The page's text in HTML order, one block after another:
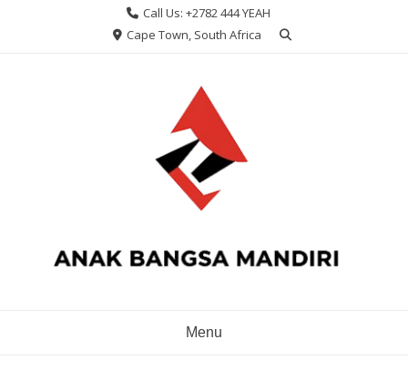
Call Us: +2782 444 YEAH
Cape Town, South Africa
Menu